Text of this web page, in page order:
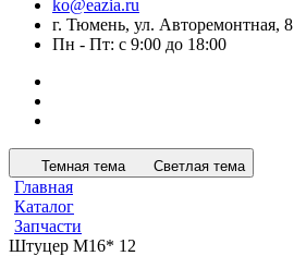
ko@eazia.ru
г. Тюмень, ул. Авторемонтная, 8
Пн - Пт: с 9:00 до 18:00
Темная тема Светлая тема
Главная
Каталог
Запчасти
Штуцер М16* 12